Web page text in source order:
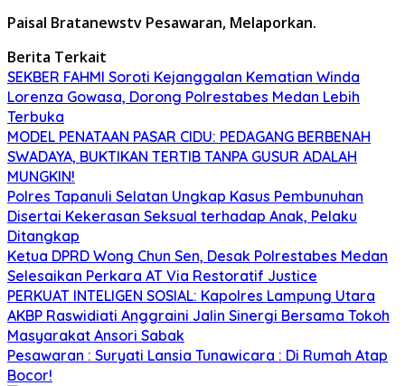
Paisal Bratanewstv Pesawaran, Melaporkan.
Berita Terkait
SEKBER FAHMI Soroti Kejanggalan Kematian Winda
Lorenza Gowasa, Dorong Polrestabes Medan Lebih
Terbuka
MODEL PENATAAN PASAR CIDU: PEDAGANG BERBENAH
SWADAYA, BUKTIKAN TERTIB TANPA GUSUR ADALAH
MUNGKIN!
Polres Tapanuli Selatan Ungkap Kasus Pembunuhan
Disertai Kekerasan Seksual terhadap Anak, Pelaku
Ditangkap
Ketua DPRD Wong Chun Sen, Desak Polrestabes Medan
Selesaikan Perkara AT Via Restoratif Justice
PERKUAT INTELIGEN SOSIAL: Kapolres Lampung Utara
AKBP Raswidiati Anggraini Jalin Sinergi Bersama Tokoh
Masyarakat Ansori Sabak
Pesawaran : Suryati Lansia Tunawicara : Di Rumah Atap
Bocor!